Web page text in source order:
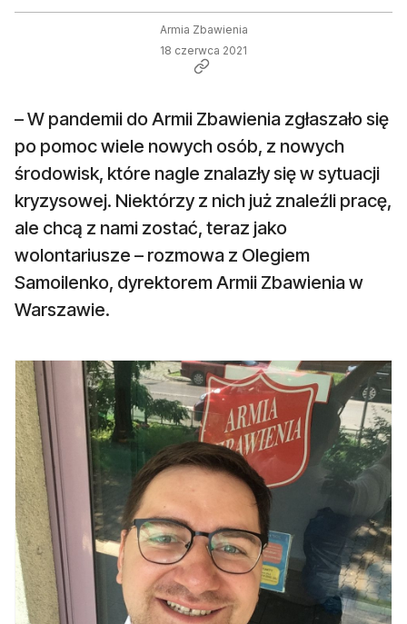
Armia Zbawienia
18 czerwca 2021
– W pandemii do Armii Zbawienia zgłaszało się
po pomoc wiele nowych osób, z nowych
środowisk, które nagle znalazły się w sytuacji
kryzysowej. Niektórzy z nich już znaleźli pracę,
ale chcą z nami zostać, teraz jako
wolontariusze – rozmowa z Olegiem
Samoilenko, dyrektorem Armii Zbawienia w
Warszawie.